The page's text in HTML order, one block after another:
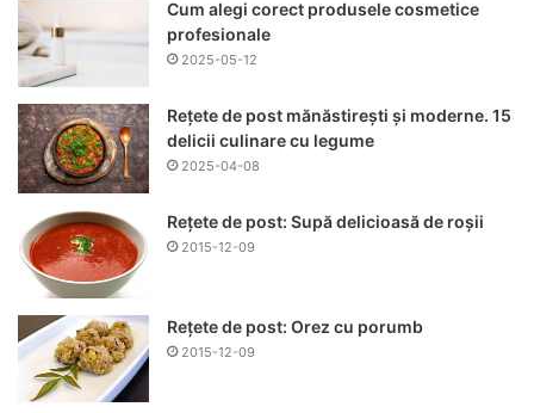
Cum alegi corect produsele cosmetice
profesionale
2025-05-12
Rețete de post mănăstirești și moderne. 15
delicii culinare cu legume
2025-04-08
Rețete de post: Supă delicioasă de roșii
2015-12-09
Rețete de post: Orez cu porumb
2015-12-09